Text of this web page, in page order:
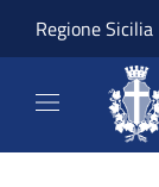
Regione Sicilia